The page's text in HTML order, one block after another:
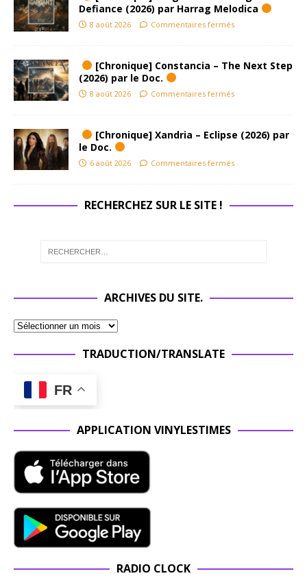
Defiance (2026) par Harrag Melodica
8 août 2026 Commentaires fermés
[Chronique] Constancia – The Next Step
(2026) par le Doc.
8 août 2026 Commentaires fermés
[Chronique] Xandria – Eclipse (2026) par
le Doc.
6 août 2026 Commentaires fermés
RECHERCHEZ SUR LE SITE !
ARCHIVES DU SITE.
TRADUCTION/TRANSLATE
FR
APPLICATION VINYLESTIMES
RADIO CLOCK